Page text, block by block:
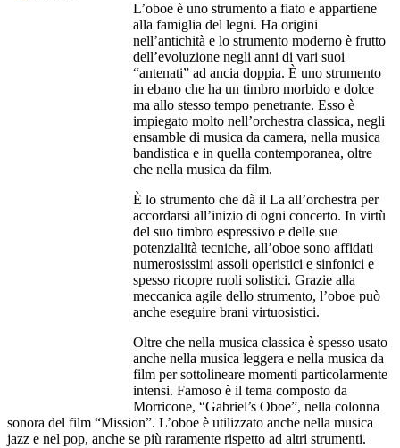
L’oboe è uno strumento a fiato e appartiene
alla famiglia del legni. Ha origini
nell’antichità e lo strumento moderno è frutto
dell’evoluzione negli anni di vari suoi
“antenati” ad ancia doppia. È uno strumento
in ebano che ha un timbro morbido e dolce
ma allo stesso tempo penetrante. Esso è
impiegato molto nell’orchestra classica, negli
ensamble di musica da camera, nella musica
bandistica e in quella contemporanea, oltre
che nella musica da film.
È lo strumento che dà il La all’orchestra per
accordarsi all’inizio di ogni concerto. In virtù
del suo timbro espressivo e delle sue
potenzialità tecniche, all’oboe sono affidati
numerosissimi assoli operistici e sinfonici e
spesso ricopre ruoli solistici. Grazie alla
meccanica agile dello strumento, l’oboe può
anche eseguire brani virtuosistici.
Oltre che nella musica classica è spesso usato
anche nella musica leggera e nella musica da
film per sottolineare momenti particolarmente
intensi. Famoso è il tema composto da
Morricone, “Gabriel’s Oboe”, nella colonna
sonora del film “Mission”. L’oboe è utilizzato anche nella musica
jazz e nel pop, anche se più raramente rispetto ad altri strumenti.